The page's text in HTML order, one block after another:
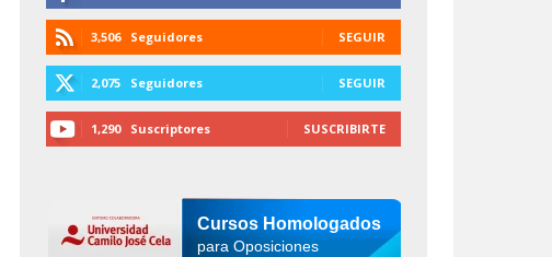
3,506 Seguidores SEGUIR
2,075 Seguidores SEGUIR
1,290 Suscriptores SUSCRIBIRTE
Cursos Homologados
para Oposiciones